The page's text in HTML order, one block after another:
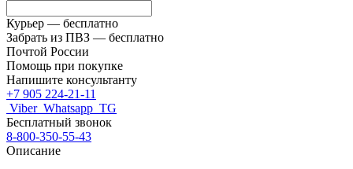
Курьер — бесплатно
Забрать из ПВЗ — бесплатно
Почтой России
Помощь при покупке
Напишите консультанту
+7 905 224-21-11
Viber Whatsapp TG
Бесплатный звонок
8-800-350-55-43
Описание